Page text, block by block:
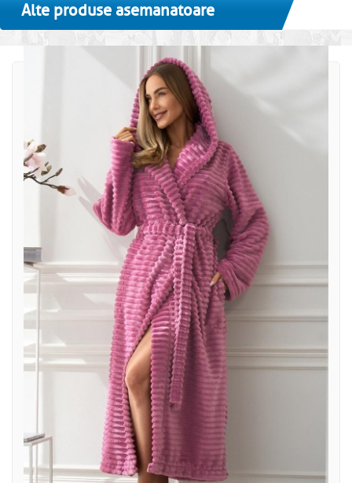
Alte produse asemanatoare